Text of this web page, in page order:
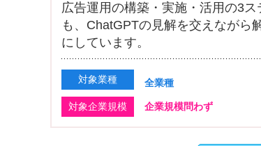
広告運用の構築・実施・活用の3
も、ChatGPTの見解を交えながら
にしています。
対象業種 全業種
対象企業規模 企業規模問わず